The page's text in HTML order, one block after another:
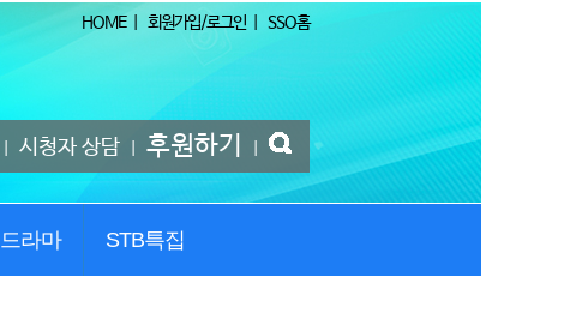
HOME| 회원가입/로그인 SSO홈
시청자 상담 후원하기
드라마 STB특집